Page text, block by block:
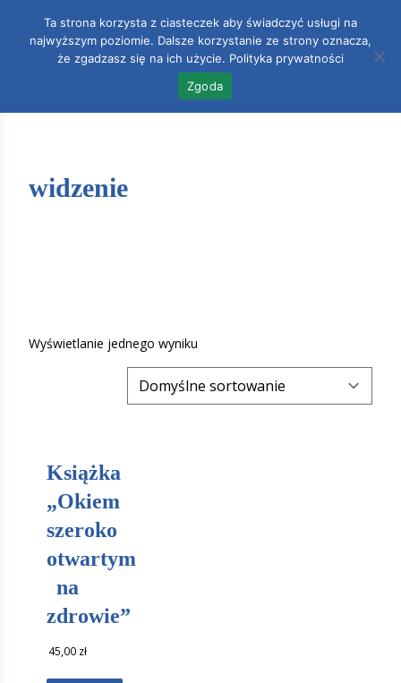
0
widzenie
Wyświetlanie jednego wyniku
Książka
„Okiem
szeroko
otwartym
na
zdrowie”
45,00 zł
Ta strona korzysta z ciasteczek aby świadczyć usługi na
najwyższym poziomie. Dalsze korzystanie ze strony oznacza,
że zgadzasz się na ich użycie. Polityka prywatności
Zgoda